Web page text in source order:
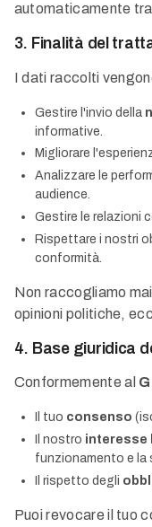
automaticamente
3. Finalità del
I dati raccolti
Gestire l'invio della
informative.
Migliorare
Analizzare le
audience.
Gestire le relazioni
Rispettare i nostri
conformità.
Non raccogliamo
opinioni politiche,
4. Base giuridica
Conformemente al
Il tuo consenso
Il nostro interesse
funzionamento e la
Il rispetto degli
Puoi revocare il tuo